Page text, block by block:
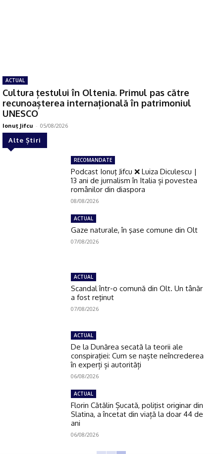
ACTUAL
Cultura țestului în Oltenia. Primul pas către
recunoașterea internațională în patrimoniul
UNESCO
Ionuţ Jifcu - 05/08/2026
Alte Știri
RECOMANDATE
Podcast Ionuţ Jifcu ❌ Luiza Diculescu |
13 ani de jurnalism în Italia și povestea
românilor din diaspora
08/08/2026
ACTUAL
Gaze naturale, în şase comune din Olt
07/08/2026
ACTUAL
Scandal într-o comună din Olt. Un tânăr
a fost reţinut
07/08/2026
ACTUAL
De la Dunărea secată la teorii ale
conspirației: Cum se naște neîncrederea
în experți și autorități
06/08/2026
ACTUAL
Florin Cătălin Șucată, poliţist originar din
Slatina, a încetat din viață la doar 44 de
ani
06/08/2026